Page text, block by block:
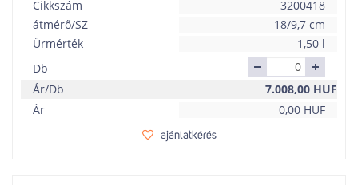
Cikkszám
3200418
átmérő/SZ
18/9,7 cm
Ürmérték
1,50 l
Db
Ár/Db
7.008,00 HUF
Ár
0,00 HUF
ajánlatkérés